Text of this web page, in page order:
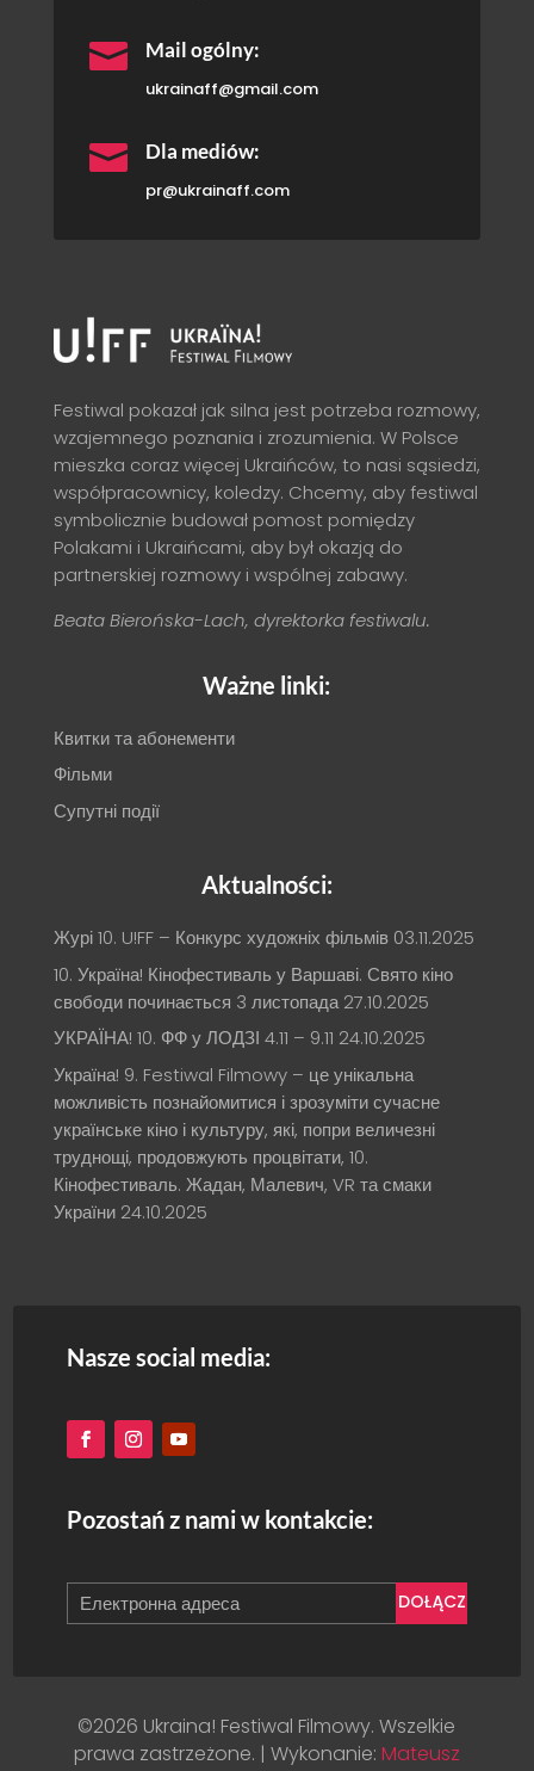
 Mail ogólny:
ukrainaff@gmail.com
 Dla mediów:
pr@ukrainaff.com
Festiwal pokazał jak silna jest potrzeba rozmowy,
wzajemnego poznania i zrozumienia. W Polsce
mieszka coraz więcej Ukraińców, to nasi sąsiedzi,
współpracownicy, koledzy. Chcemy, aby festiwal
symbolicznie budował pomost pomiędzy
Polakami i Ukraińcami, aby był okazją do
partnerskiej rozmowy i wspólnej zabawy.
Beata Bierońska-Lach, dyrektorka festiwalu.
Ważne linki:
Квитки та абонементи
Фільми
Супутні події
Aktualności:
Журі 10. U!FF – Конкурс художніх фільмів 03.11.2025
10. Україна! Кінофестиваль у Варшаві. Свято кіно
свободи починається 3 листопада 27.10.2025
УКРАЇНА! 10. ФФ у ЛОДЗІ 4.11 – 9.11 24.10.2025
Україна! 9. Festiwal Filmowy – це унікальна
можливість познайомитися і зрозуміти сучасне
українське кіно і культуру, які, попри величезні
труднощі, продовжують процвітати, 10.
Кінофестиваль. Жадан, Малевич, VR та смаки
України 24.10.2025
Nasze social media:
Pozostań z nami w kontakcie:
DOŁĄCZ
©2026 Ukraina! Festiwal Filmowy. Wszelkie
prawa zastrzeżone. | Wykonanie: Mateusz